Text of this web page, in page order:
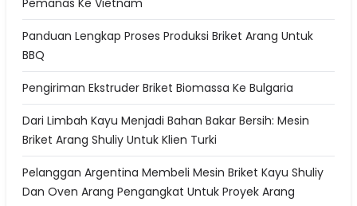
Pemanas Ke Vietnam
Panduan Lengkap Proses Produksi Briket Arang Untuk
BBQ
Pengiriman Ekstruder Briket Biomassa Ke Bulgaria
Dari Limbah Kayu Menjadi Bahan Bakar Bersih: Mesin
Briket Arang Shuliy Untuk Klien Turki
Pelanggan Argentina Membeli Mesin Briket Kayu Shuliy
Dan Oven Arang Pengangkat Untuk Proyek Arang